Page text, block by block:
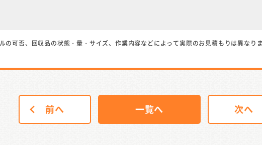
の可否、回収品の状態・量・サイズ、作業内容などによって実際のお見積もりは異なり
前へ 一覧へ 次へ